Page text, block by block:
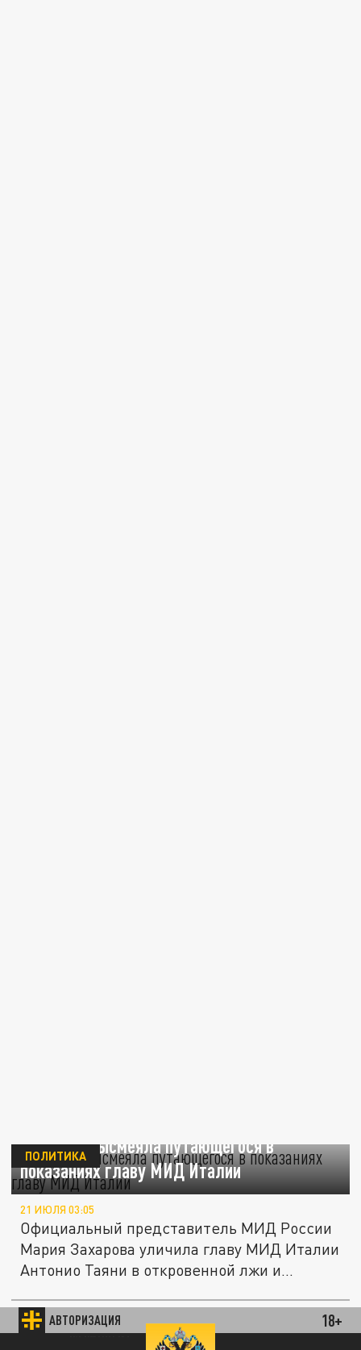
АВТОРИЗАЦИЯ 18+
Захарова высмеяла путающегося в
показаниях главу МИД Италии
ПОЛИТИКА
21 ИЮЛЯ 03:05
Официальный представитель МИД России
Мария Захарова уличила главу МИД Италии
Антонио Таяни в откровенной лжи и...
Захарова посоветовала фон дер Ляйен «не
таскаться» в Киев после бегства в
ПОЛИТИКА